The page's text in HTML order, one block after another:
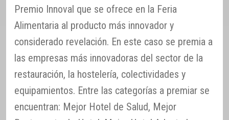
Premio Innoval que se ofrece en la Feria
Alimentaria al producto más innovador y
considerado revelación. En este caso se premia a
las empresas más innovadoras del sector de la
restauración, la hostelería, colectividades y
equipamientos. Entre las categorías a premiar se
encuentran: Mejor Hotel de Salud, Mejor